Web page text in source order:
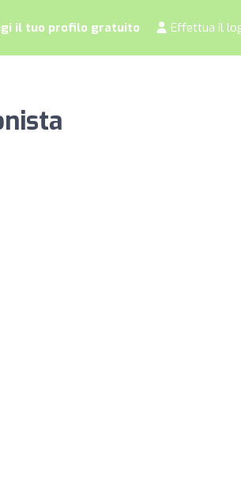
il tuo profilo gratuito Effettua il